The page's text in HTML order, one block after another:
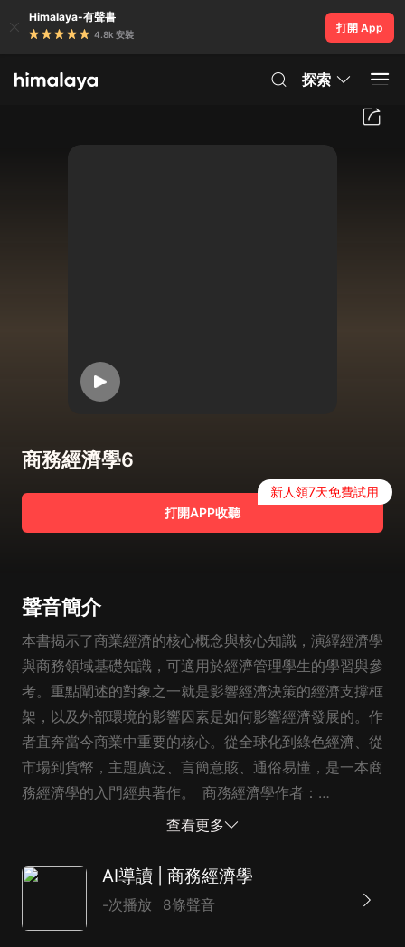
Himalaya-有聲書
4.8k 安裝
打開 App
探索
商務經濟學6
打開APP收聽
新人領7天免費試用
聲音簡介
本書揭示了商業經濟的核心概念與核心知識，演繹經濟學
與商務領域基礎知識，可適用於經濟管理學生的學習與參
考。重點闡述的對象之一就是影響經濟決策的經濟支撐框
架，以及外部環境的影響因素是如何影響經濟發展的。作
者直奔當今商業中重要的核心。從全球化到綠色經濟、從
市場到貨幣，主題廣泛、言簡意賅、通俗易懂，是一本商
務經濟學的入門經典著作。 商務經濟學作者：
RobDransfield本書由復旦大學出版社出版音頻技術由訊
查看更多
AI導讀 | 商務經濟學
-次播放 8條聲音